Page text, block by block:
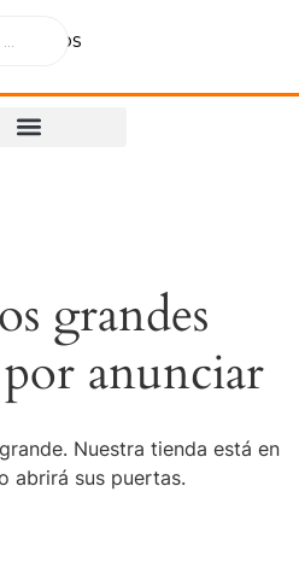
grandes
anunciar
Nuestra tienda está en
abrirá sus puertas.